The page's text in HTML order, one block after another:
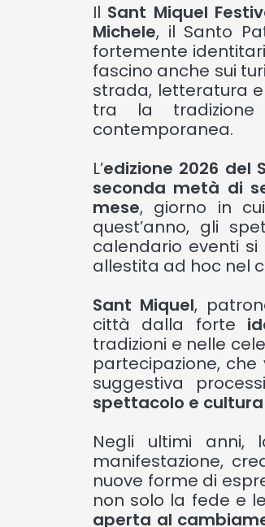
Il Sant Miquel
Michele, il Santo
fortemente
fascino anche sui
strada, letteratura
tra la
contemporanea.
L’edizione 2026 del
seconda metà di
mese, giorno in
quest’anno, gli
calendario eventi
allestita ad hoc nel
Sant Miquel,
città dalla forte
tradizioni e nelle
partecipazione,
suggestiva
spettacolo e
Negli ultimi anni,
manifestazione,
nuove forme di
non solo la fede e
aperta al